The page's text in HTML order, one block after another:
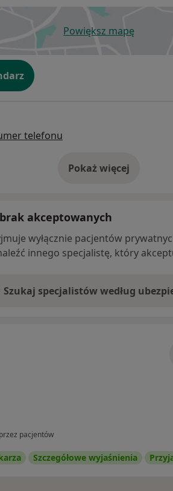
Powiększ mapę
otwiera się w
telefonu
Pokaż więcej
o adresie
akceptowanych
wyłącznie pacjentów
innego specjalistę, który
Szukaj specjalistów według
pacjentów
Szczegółowe wyjaśnienia